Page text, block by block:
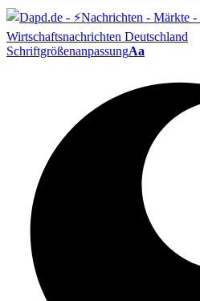
SchriftgrößenanpassungAa